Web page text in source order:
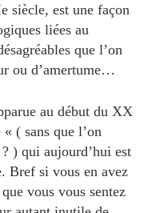
siècle, est une façon
liées au
que l’on
ou d’amertume…
au début du XX
( sans que l’on
) qui aujourd’hui est
Bref si vous en avez
vous vous sentez